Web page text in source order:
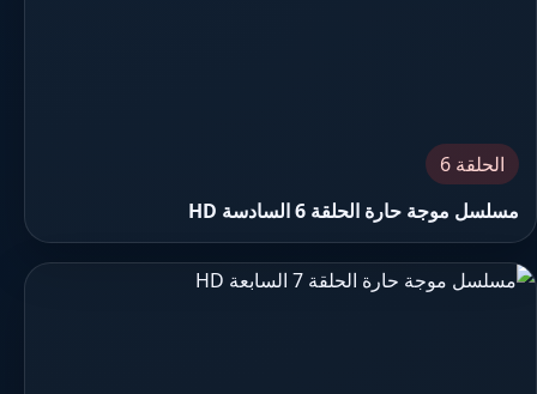
الحلقة 6
مسلسل موجة حارة الحلقة 6 السادسة HD